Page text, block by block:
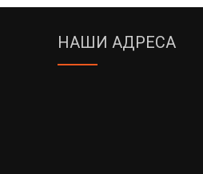
НАШИ АДРЕСА